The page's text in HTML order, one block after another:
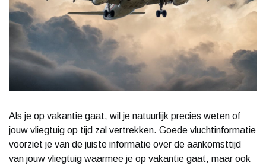
Als je op vakantie gaat, wil je natuurlijk precies weten of
jouw vliegtuig op tijd zal vertrekken. Goede vluchtinformatie
voorziet je van de juiste informatie over de aankomsttijd
van jouw vliegtuig waarmee je op vakantie gaat, maar ook